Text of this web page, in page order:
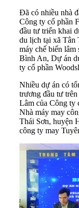
Đã có nhiều nhà
Công ty cổ phần
đầu tư triển khai
du lịch tại xã Tân
máy chế biến
Bình An, Dự án
ty cổ phần
Nhiều dự án có
trương đầu tư
Lâm của Công ty
Nhà máy may
Thái Sơn, huyện
công ty may